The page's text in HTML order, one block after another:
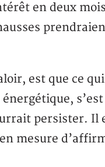
en deux
est que ce
persister. Il
mesure